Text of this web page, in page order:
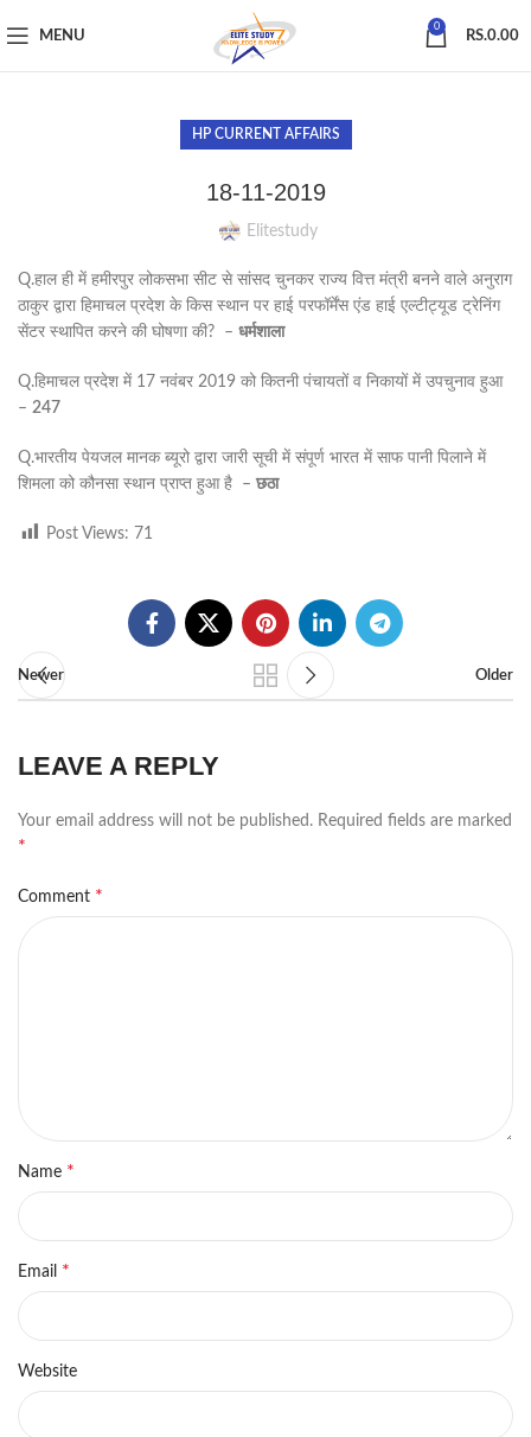
MENU
0
RS.0.00
HP CURRENT AFFAIRS
18-11-2019
Elitestudy
Q.हाल ही में हमीरपुर लोकसभा सीट से सांसद चुनकर राज्य वित्त मंत्री बनने वाले अनुराग
ठाकुर द्वारा हिमाचल प्रदेश के किस स्थान पर हाई परफॉर्मेंस एंड हाई एल्टीट्यूड ट्रेनिंग
सेंटर स्थापित करने की घोषणा की? – धर्मशाला
Q.हिमाचल प्रदेश में 17 नवंबर 2019 को कितनी पंचायतों व निकायों में उपचुनाव हुआ
– 247
Q.भारतीय पेयजल मानक ब्यूरो द्वारा जारी सूची में संपूर्ण भारत में साफ पानी पिलाने में
शिमला को कौनसा स्थान प्राप्त हुआ है – छठा
Post Views: 71
Newer Older
LEAVE A REPLY
Your email address will not be published. Required fields are marked
*
Comment *
Name *
Email *
Website